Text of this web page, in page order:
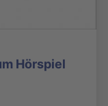
Hörspiel